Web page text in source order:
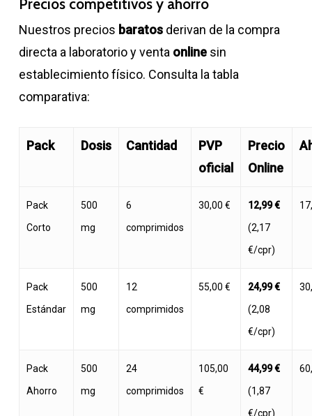
Precios competitivos y ahorro
Nuestros precios baratosderivan de la compra
directa a laboratorio y venta onlinesin
establecimiento físico. Consulta la tabla
comparativa:
Pack Dosis Cantidad
PVP
oficial
Precio
Online
Pack
Corto
500
mg
6
comprimidos
30,00 €
12,99 €
(2,17
€/cpr)
Pack
Estándar
500
mg
12
comprimidos
55,00 €
24,99 €
(2,08
€/cpr)
Pack
Ahorro
500
mg
24
comprimidos
105,00
€
44,99 €
(1,87
€/cpr)